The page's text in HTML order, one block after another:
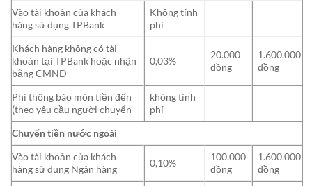
Vào tài khoản của khách
hàng sử dụng TPBank
Không tính
phí
Khách hàng không có tài
khoản tại TPBank hoặc nhận
bằng CMND
0,03%
20.000
đồng
1.600.000
đồng
Phí thông báo món tiền đến
(theo yêu cầu người chuyển
không tính
phí
Chuyển tiền nước ngoài
Vào tài khoản của khách
hàng sử dụng Ngân hàng
0,10%
100.000
đồng
1.600.000
đồng